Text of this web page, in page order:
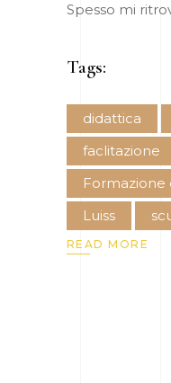
Spesso mi
Tags:
didattica
faclitazione
Luiss
READ MORE